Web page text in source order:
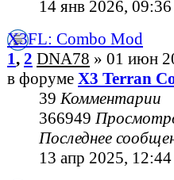
14 янв 2026, 09:36
X3FL: Combo Mod
1, 2 DNA78 » 01 июн
в форуме X3 Terran
39Комментарии
366949
Последнее
13 апр 2025, 12:44